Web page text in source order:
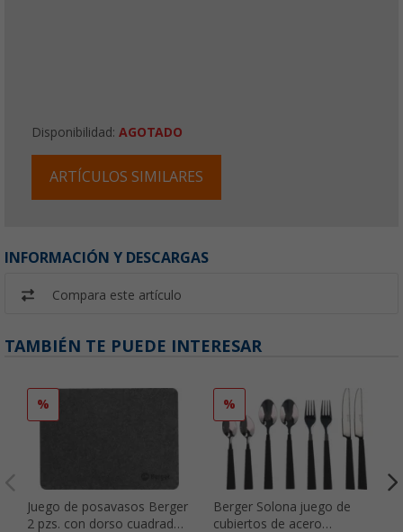
Disponibilidad: AGOTADO
ARTÍCULOS SIMILARES
INFORMACIÓN Y DESCARGAS
Compara este artículo
TAMBIÉN TE PUEDE INTERESAR
%
Juego de posavasos Berger
2 pzs. con dorso cuadrado
%
Berger Solona juego de
cubiertos de acero